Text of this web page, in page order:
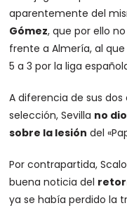
aparentemente del
Gómez, que por ello
frente a Almería, al
5 a 3 por la liga
A diferencia de sus
selección, Sevilla no
sobre la lesión del
Por contrapartida,
buena noticia del
ya se había perdido la